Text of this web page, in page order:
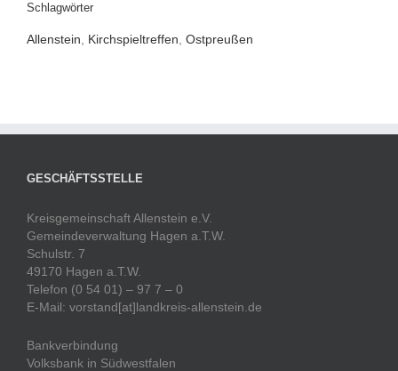
Schlagwörter
Allenstein Kirchspieltreffen Ostpreußen
GESCHÄFTSSTELLE
Kreisgemeinschaft Allenstein e.V.
Gemeindeverwaltung Hagen a.T.W.
Schulstr. 7
49170 Hagen a.T.W.
Telefon (0 54 01) – 97 7 – 0
E-Mail: vorstand[at]landkreis-allenstein.de
Bankverbindung
Volksbank in Südwestfalen